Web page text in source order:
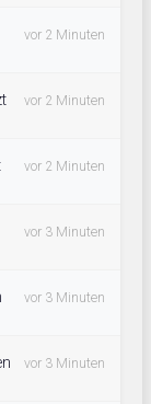
vor 2 Minuten
vor 2 Minuten
vor 2 Minuten
vor 3 Minuten
vor 3 Minuten
vor 3 Minuten